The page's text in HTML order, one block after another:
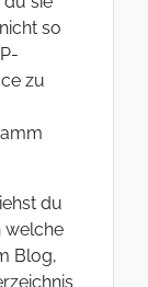
so
zu
du
welche
Blog,